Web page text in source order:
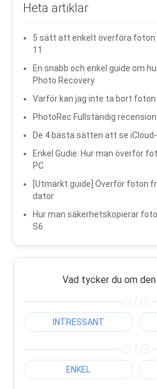
Heta artiklar
5 sätt att enkelt överföra foton
11
En snabb och enkel guide om
Photo Recovery
Varför kan jag inte ta bort foton
PhotoRec Fullständig
De 4 bästa sätten att se
Enkel Gudie: Hur man överför
PC
[Utmärkt guide] Överför foton
dator
Hur man säkerhetskopierar
S6
Vad tycker du om
/
INTRESSANT
/
ENKEL